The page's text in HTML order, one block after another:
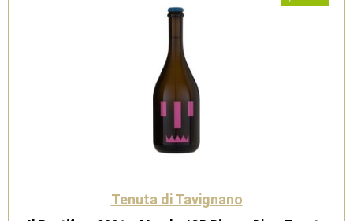
Tenuta di Tavignano